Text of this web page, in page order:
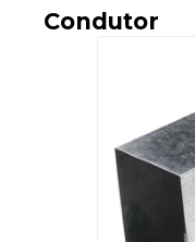
Condutor